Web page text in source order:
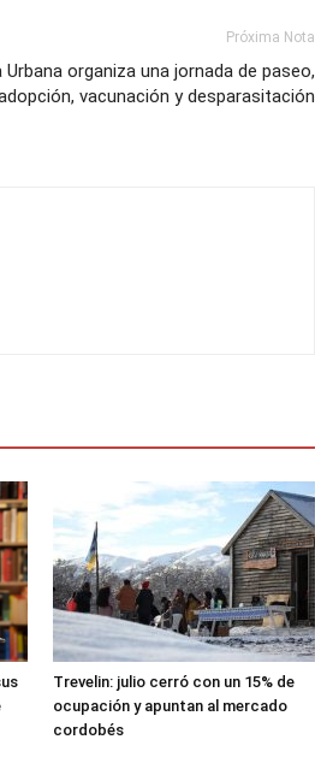
Próxima Nota
Urbana organiza una jornada de paseo,
vacunación y desparasitación
Trevelin: julio cerró con un 15% de
ocupación y apuntan al mercado
cordobés